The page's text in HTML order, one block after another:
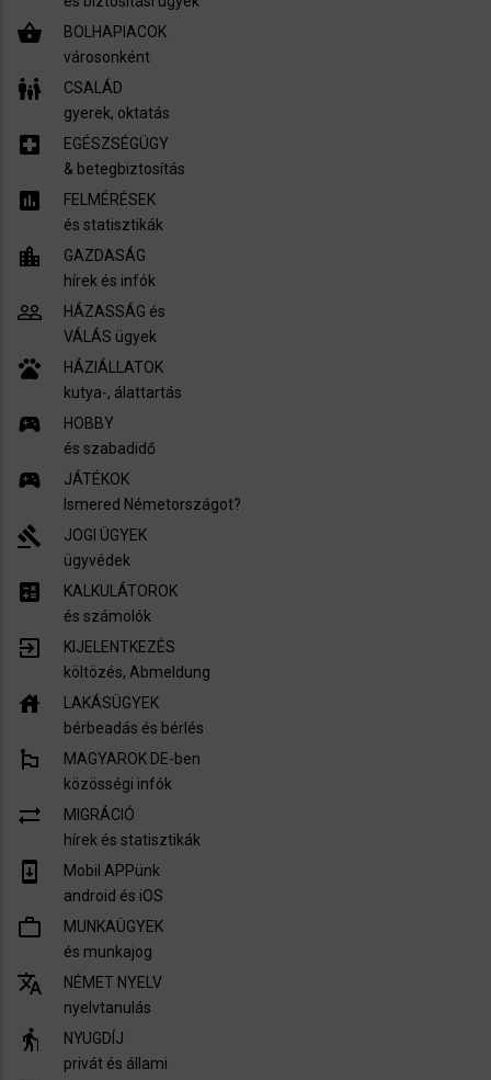
shopping_basket
BOLHAPIACOK
városonként
family_restroom
CSALÁD
gyerek, oktatás
local_hospital
EGÉSZSÉGÜGY
​& betegbiztosítás
assessment
FELMÉRÉSEK
és statisztikák
location_city
GAZDASÁG
hírek és infók
people_outline
HÁZASSÁG és
VÁLÁS ügyek
pets
HÁZIÁLLATOK
kutya-, álattartás
sports_esports
HOBBY
és szabadidő
sports_esports
JÁTÉKOK
Ismered Németországot?
gavel
JOGI ÜGYEK
ügyvédek
calculate
KALKULÁTOROK
és számolók
exit_to_app
KIJELENTKEZÉS
költözés, Abmeldung
house
LAKÁSÜGYEK
bérbeadás és bérlés
emoji_flags
MAGYAROK DE-ben
közösségi infók
sync_alt
MIGRÁCIÓ
hírek és statisztikák
system_update
Mobil APPünk
android és iOS
work_outline
MUNKAÜGYEK
és munkajog
translate
NÉMET NYELV
nyelvtanulás
elderly
NYUGDÍJ
privát és állami